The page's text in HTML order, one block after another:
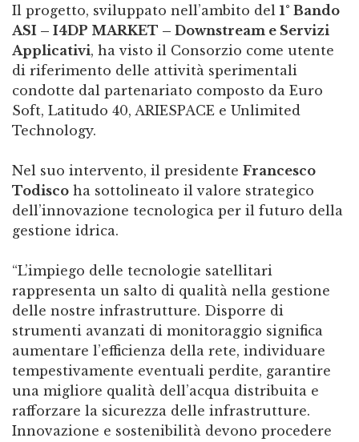
Il progetto, sviluppato nell’ambito del 1° Bando
ASI – I4DP MARKET – Downstream e Servizi
Applicativi, ha visto il Consorzio come utente
di riferimento delle attività sperimentali
condotte dal partenariato composto da Euro
Soft, Latitudo 40, ARIESPACE e Unlimited
Technology.
Nel suo intervento, il presidente Francesco
Todisco ha sottolineato il valore strategico
dell’innovazione tecnologica per il futuro della
gestione idrica.
“L’impiego delle tecnologie satellitari
rappresenta un salto di qualità nella gestione
delle nostre infrastrutture. Disporre di
strumenti avanzati di monitoraggio significa
aumentare l’efficienza della rete, individuare
tempestivamente eventuali perdite, garantire
una migliore qualità dell’acqua distribuita e
rafforzare la sicurezza delle infrastrutture.
Innovazione e sostenibilità devono procedere